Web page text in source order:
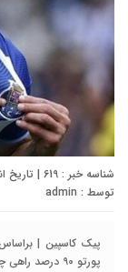
شناسه خبر : 619 | تاریخ انتشار : 02 دی 1401 - 19:50 | تعداد دیدگاه :
توسط : admin
پیک کاسپین |
پورتو ۹۰ درصد راهی چلسی خواهد شد.